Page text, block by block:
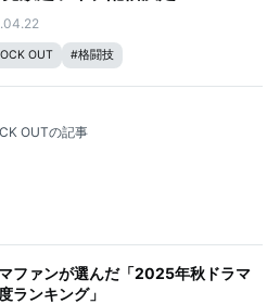
OUT #格闘技
OUTの記事
ファンが選んだ「2025年秋ドラマ
ランキング」